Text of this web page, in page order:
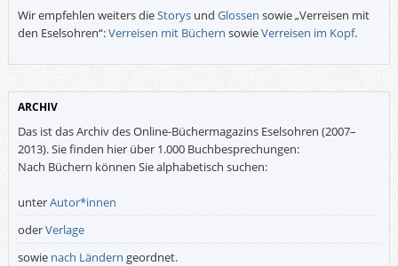
Wir empfehlen weiters dieStorysund Glossen sowie „Verreisen mit
den Eselsohren“:Verreisen mit Büchern sowieVerreisen im Kopf.
ARCHIV
Das ist das Archiv des Online-Büchermagazins Eselsohren (2007–
2013). Sie finden hier über 1.000 Buchbesprechungen:
Nach Büchern können Sie alphabetisch suchen:
unterAutor*innen
oderVerlage
sowie nach Ländern geordnet.